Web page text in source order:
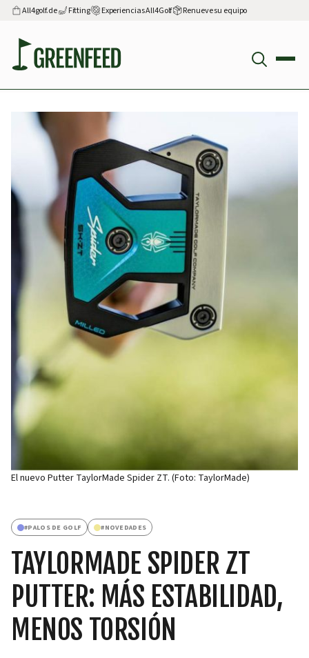
All4golf.de Fitting Experiencias All4Golf Renueve su equipo
El nuevo Putter TaylorMade Spider ZT. (Foto: TaylorMade)
#PALOS DE GOLF #NOVEDADES
TAYLORMADE SPIDER ZT
PUTTER: MÁS ESTABILIDAD,
MENOS TORSIÓN